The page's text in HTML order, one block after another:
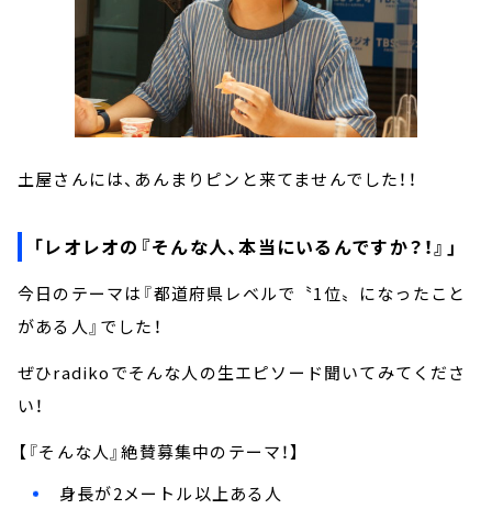
土屋さんには、あんまりピンと来てませんでした！！
「レオレオの『そんな人、本当にいるんですか？！』」
今日のテーマは『都道府県レベルで〝1位〟になったこと
がある人』でした！
ぜひradikoでそんな人の生エピソード聞いてみてくださ
い！
【『そんな人』絶賛募集中のテーマ！】
身長が2メートル以上ある人